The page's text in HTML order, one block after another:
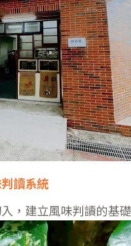
讀系統
，建立風味判讀的基